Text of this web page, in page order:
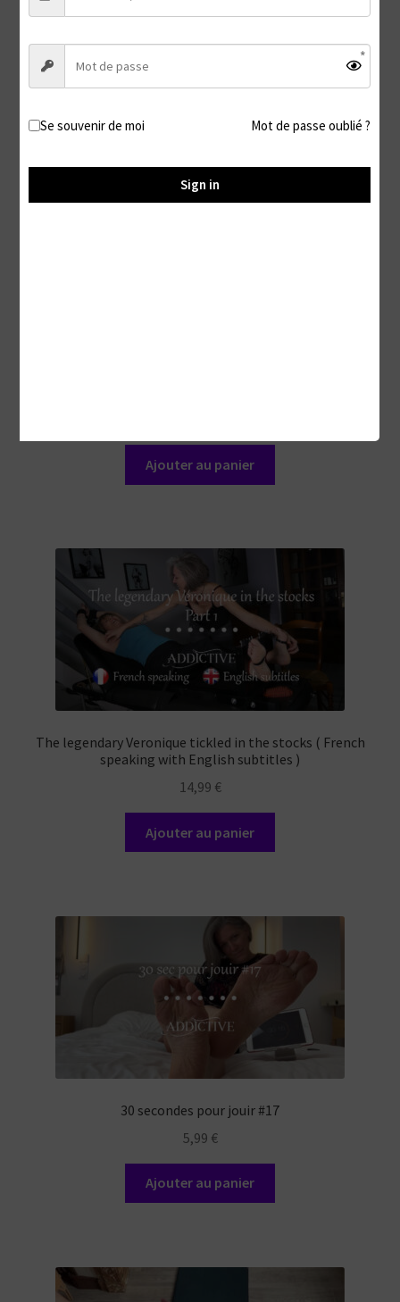
Ajouter au panier
The legendary Veronique tickled in the stocks ( French
speaking with English subtitles )
14,99 €
Ajouter au panier
30 secondes pour jouir #17
5,99 €
Ajouter au panier
Se souvenir de moi Mot de passe oublié ?
Sign in